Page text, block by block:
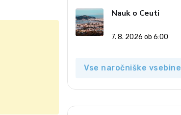
Nauk o Ceuti
7. 8. 2026 ob 6:00
Vse naročniške vsebine